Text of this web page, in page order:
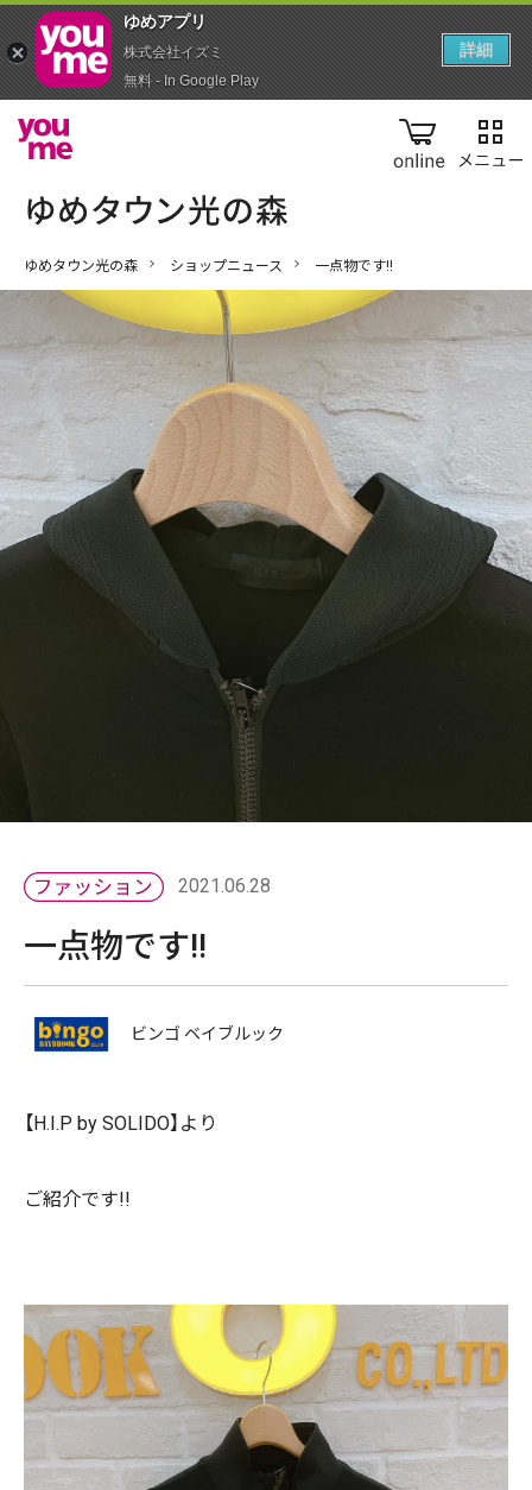
online
ゆめタウン光の森 ショップニュース 一点物です!!
2021.06.28
一点物です!!
ビンゴ ベイブルック
【H.I.P by SOLIDO】より
ご紹介です!!
ゆめアプ‪リ‬
株式会社イズミ
無料 - In Google Play
詳細